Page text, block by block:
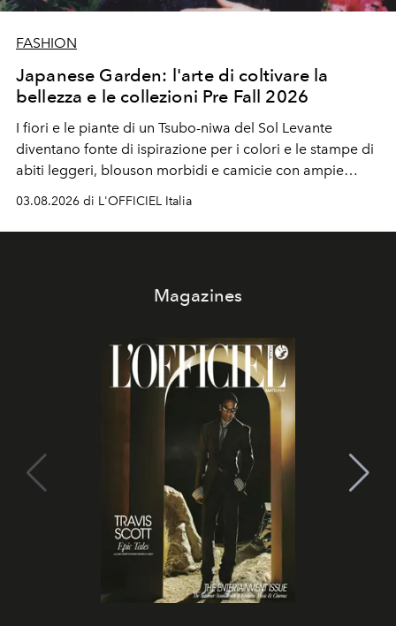
FASHION
Japanese Garden: l'arte di coltivare la
bellezza e le collezioni Pre Fall 2026
I fiori e le piante di un Tsubo-niwa del Sol Levante
diventano fonte di ispirazione per i colori e le stampe di
abiti leggeri, blouson morbidi e camicie con ampie
03.08.2026 di L'OFFICIEL Italia
Magazines